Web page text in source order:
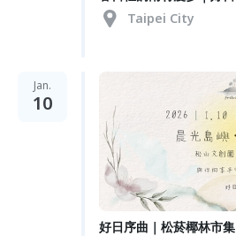
Taipei City
Jan.
10
好日序曲｜松菸椰林市集